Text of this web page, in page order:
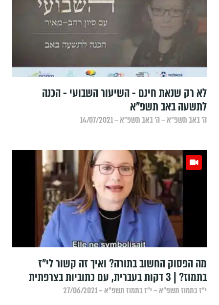
לא רק שנאת חינם - השיעור השבועי - הכנה
לתשעה באב תשפ"א
ה׳ באב תשפ״א – ה׳ באב תשפ״א – 14/07/2021
מה הפסוק החשוב בתורה? ואיך זה קשור לי"ז
בתמוז? | 3 דקות בעברית, עם כתוביות בצרפתית
י״ז בתמוז תשפ״א – י״ז בתמוז תשפ״א – 27/06/2021